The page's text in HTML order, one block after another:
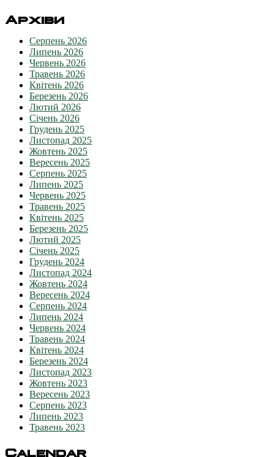
Архіви
Серпень 2026
Липень 2026
Червень 2026
Травень 2026
Квітень 2026
Березень 2026
Лютий 2026
Січень 2026
Грудень 2025
Листопад 2025
Жовтень 2025
Вересень 2025
Серпень 2025
Липень 2025
Червень 2025
Травень 2025
Квітень 2025
Березень 2025
Лютий 2025
Січень 2025
Грудень 2024
Листопад 2024
Жовтень 2024
Вересень 2024
Серпень 2024
Липень 2024
Червень 2024
Травень 2024
Квітень 2024
Березень 2024
Листопад 2023
Жовтень 2023
Вересень 2023
Серпень 2023
Липень 2023
Травень 2023
Calendar